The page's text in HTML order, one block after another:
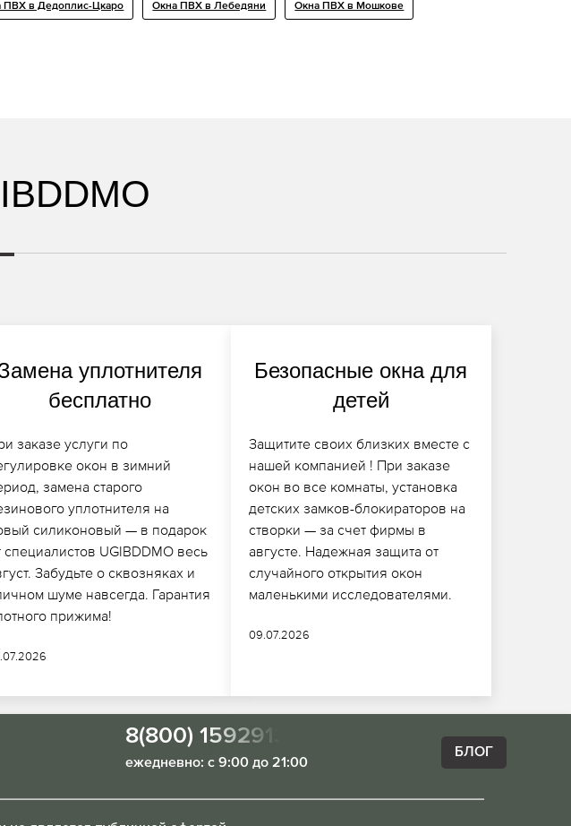
ПВХ в Дедоплис-Цкаро Окна ПВХ в Лебедяни Окна ПВХ в Мошкове
уплотнителя
бесплатно
заказе услуги по
окон в зимний
замена старого
уплотнителя на
силиконовый — в подарок
специалистов UGIBDDMO весь
Забудьте о сквозняках и
шуме навсегда. Гарантия
прижима!
Безопасные окна для
детей
Защитите своих близких вместе с
нашей компанией ! При заказе
окон во все комнаты, установка
детских замков-блокираторов на
створки — за счет фирмы в
августе. Надежная защита от
случайного открытия окон
маленькими исследователями.
09.07.2026
8(800) 1592913
ежедневно: с 9:00 до 21:00
БЛОГ